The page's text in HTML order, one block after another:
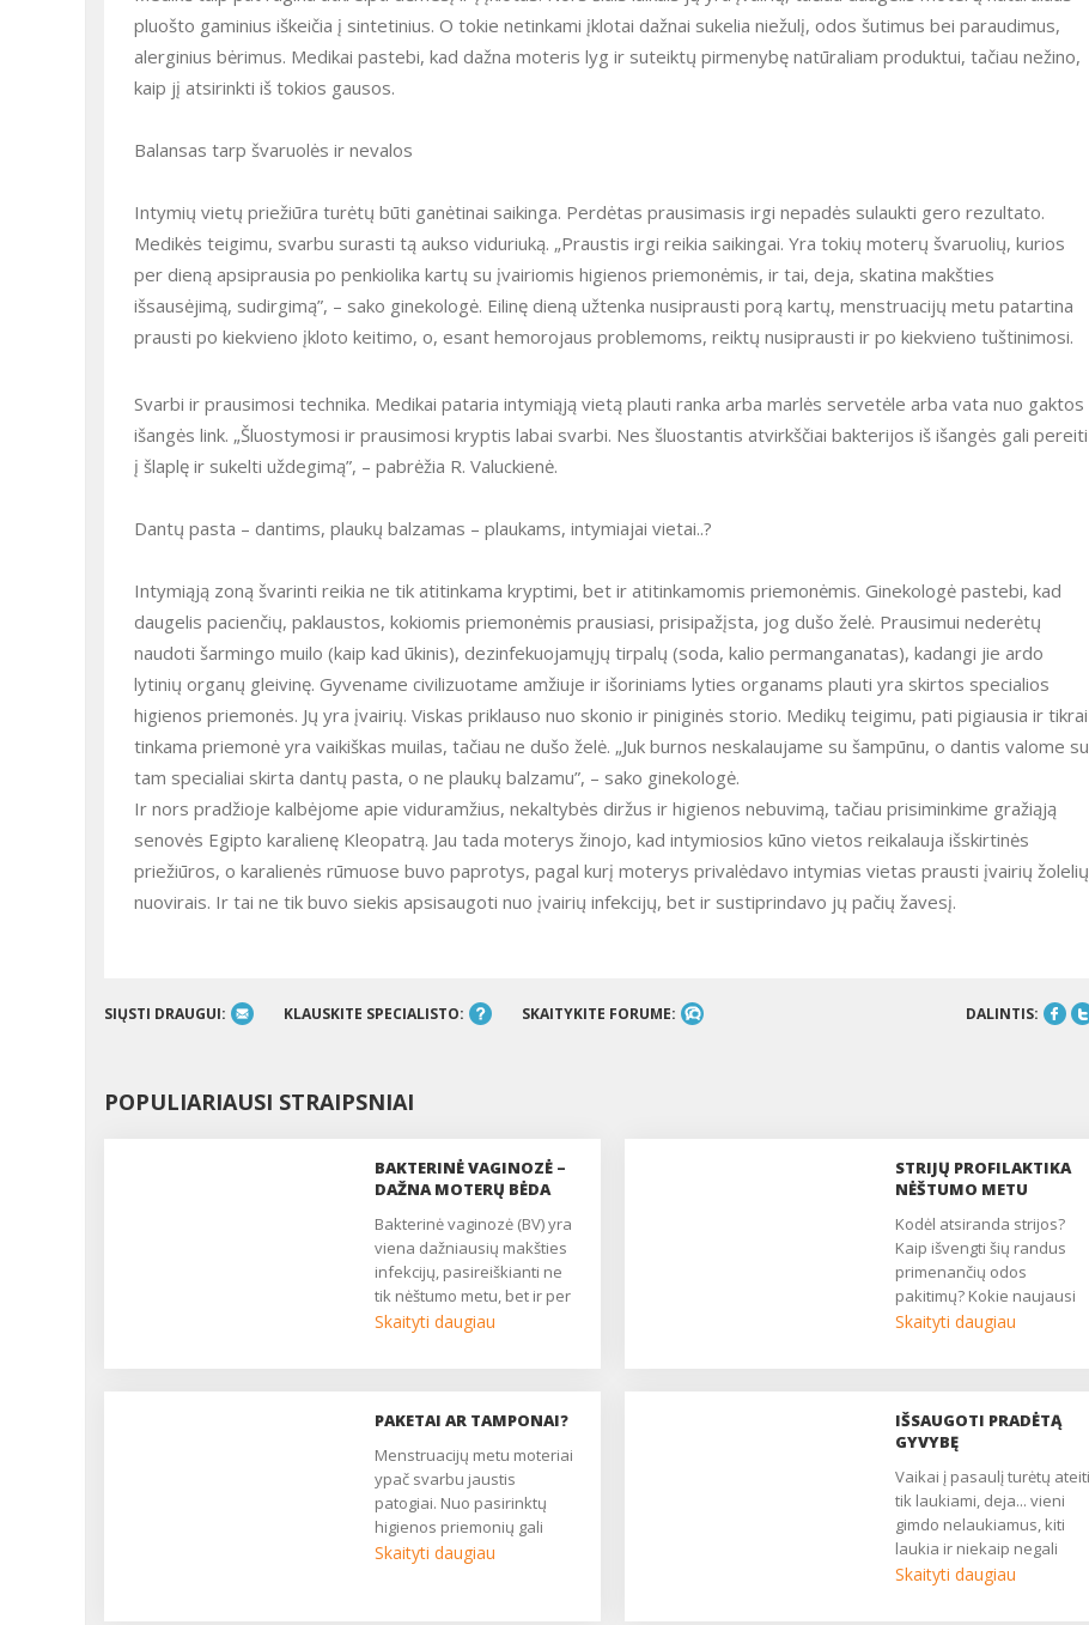
pluošto gaminius iškeičia į sintetinius. O tokie netinkami įklotai dažnai sukelia niežulį, odos šutimus bei paraudimus,
alerginius bėrimus. Medikai pastebi, kad dažna moteris lyg ir suteiktų pirmenybę natūraliam produktui, tačiau nežino,
kaip jį atsirinkti iš tokios gausos.
Balansas tarp švaruolės ir nevalos
Intymių vietų priežiūra turėtų būti ganėtinai saikinga. Perdėtas prausimasis irgi nepadės sulaukti gero rezultato.
Medikės teigimu, svarbu surasti tą aukso viduriuką. „Praustis irgi reikia saikingai. Yra tokių moterų švaruolių, kurios
per dieną apsiprausia po penkiolika kartų su įvairiomis higienos priemonėmis, ir tai, deja, skatina makšties
išsausėjimą, sudirgimą”, – sako ginekologė. Eilinę dieną užtenka nusiprausti porą kartų, menstruacijų metu patartina
prausti po kiekvieno įkloto keitimo, o, esant hemorojaus problemoms, reiktų nusiprausti ir po kiekvieno tuštinimosi.
Svarbi ir prausimosi technika. Medikai pataria intymiąją vietą plauti ranka arba marlės servetėle arba vata nuo gaktos
išangės link. „Šluostymosi ir prausimosi kryptis labai svarbi. Nes šluostantis atvirkščiai bakterijos iš išangės gali pereiti
į šlaplę ir sukelti uždegimą”, – pabrėžia R. Valuckienė.
Dantų pasta – dantims, plaukų balzamas – plaukams, intymiajai vietai..?
Intymiąją zoną švarinti reikia ne tik atitinkama kryptimi, bet ir atitinkamomis priemonėmis. Ginekologė pastebi, kad
daugelis pacienčių, paklaustos, kokiomis priemonėmis prausiasi, prisipažįsta, jog dušo želė. Prausimui nederėtų
naudoti šarmingo muilo (kaip kad ūkinis), dezinfekuojamųjų tirpalų (soda, kalio permanganatas), kadangi jie ardo
lytinių organų gleivinę. Gyvename civilizuotame amžiuje ir išoriniams lyties organams plauti yra skirtos specialios
higienos priemonės. Jų yra įvairių. Viskas priklauso nuo skonio ir piniginės storio. Medikų teigimu, pati pigiausia ir tikrai
tinkama priemonė yra vaikiškas muilas, tačiau ne dušo želė. „Juk burnos neskalaujame su šampūnu, o dantis valome su
tam specialiai skirta dantų pasta, o ne plaukų balzamu”, – sako ginekologė.
Ir nors pradžioje kalbėjome apie viduramžius, nekaltybės diržus ir higienos nebuvimą, tačiau prisiminkime gražiąją
senovės Egipto karalienę Kleopatrą. Jau tada moterys žinojo, kad intymiosios kūno vietos reikalauja išskirtinės
priežiūros, o karalienės rūmuose buvo paprotys, pagal kurį moterys privalėdavo intymias vietas prausti įvairių žolelių
nuovirais. Ir tai ne tik buvo siekis apsisaugoti nuo įvairių infekcijų, bet ir sustiprindavo jų pačių žavesį.
SIŲSTI DRAUGUI: KLAUSKITE SPECIALISTO: SKAITYKITE FORUME: DALINTIS:
POPULIARIAUSI STRAIPSNIAI
BAKTERINĖ VAGINOZĖ –
DAŽNA MOTERŲ BĖDA
Bakterinė vaginozė (BV) yra
viena dažniausių makšties
infekcijų, pasireiškianti ne
tik nėštumo metu, bet ir per
visą moters reprodukcinį
gyvenimą, o nėštumo metu
neturinčioms jokių skundų
moterims šis sutrikimas
nustatomas 40-50 proc.
atvejų. Bakterinė vaginozė
lytiniu būdu neplinta, tačiau
Skaityti daugiau
STRIJŲ PROFILAKTIKA
NĖŠTUMO METU
Kodėl atsiranda strijos?
Kaip išvengti šių randus
primenančių odos
pakitimų? Kokie naujausi
strijų gydymo metodai
kosmetologe Jolanta
Babravičiene ir 2-osios
dermatovenerologe Daiva
Staniene....
Skaityti daugiau
PAKETAI AR TAMPONAI?
Menstruacijų metu moteriai
ypač svarbu jaustis
patogiai. Nuo pasirinktų
higienos priemonių gali
priklausyti ne tik fizinė ar
Skaityti daugiau
IŠSAUGOTI PRADĖTĄ
GYVYBĘ
Vaikai į pasaulį turėtų ateiti
tik laukiami, deja... vieni
gimdo nelaukiamus, kiti
laukia ir niekaip negali
susilaukti kūdikio. Pradėtos
Skaityti daugiau